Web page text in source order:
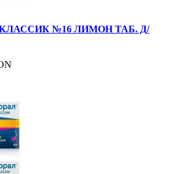
№16 ЛИМОН ТАБ. Д/